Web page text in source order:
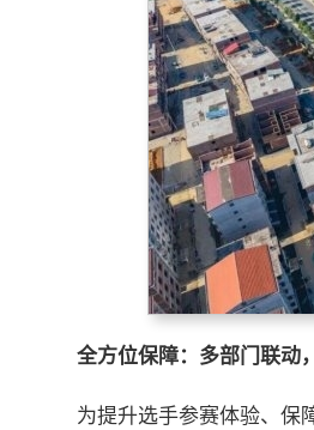
全方位保障：多部门联动
为提升选手参赛体验、保